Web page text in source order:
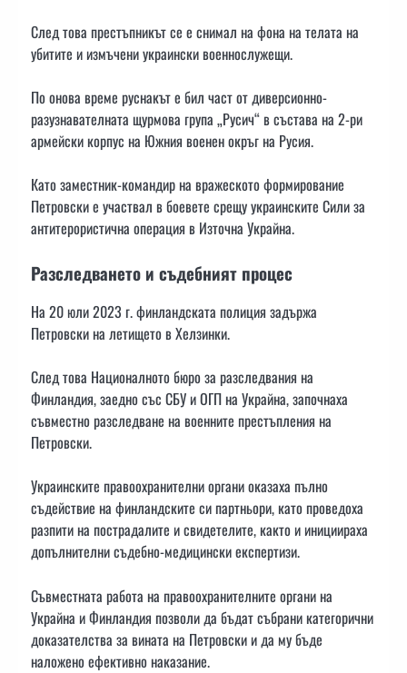
След това престъпникът се е снимал на фона на телата на
убитите и измъчени украински военнослужещи.
По онова време руснакът е бил част от диверсионно-
разузнавателната щурмова група „Русич“ в състава на 2-ри
армейски корпус на Южния военен окръг на Русия.
Като заместник-командир на вражеското формирование
Петровски е участвал в боевете срещу украинските Сили за
антитерористична операция в Източна Украйна.
Разследването и съдебният процес
На 20 юли 2023 г. финландската полиция задържа
Петровски на летището в Хелзинки.
След това Националното бюро за разследвания на
Финландия, заедно със СБУ и ОГП на Украйна, започнаха
съвместно разследване на военните престъпления на
Петровски.
Украинските правоохранителни органи оказаха пълно
съдействие на финландските си партньори, като проведоха
разпити на пострадалите и свидетелите, както и инициираха
допълнителни съдебно-медицински експертизи.
Съвместната работа на правоохранителните органи на
Украйна и Финландия позволи да бъдат събрани категорични
доказателства за вината на Петровски и да му бъде
наложено ефективно наказание.